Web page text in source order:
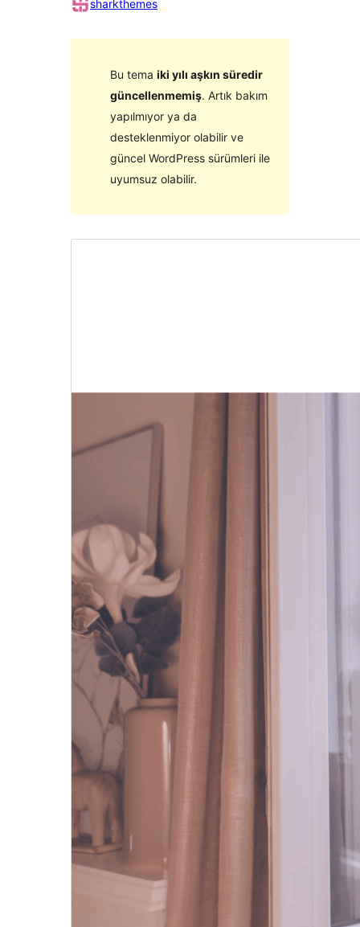
sharkthemes
Bu tema iki yılı aşkın süredir
güncellenmemiş. Artık bakım
yapılmıyor ya da
desteklenmiyor olabilir ve
güncel WordPress sürümleri ile
uyumsuz olabilir.